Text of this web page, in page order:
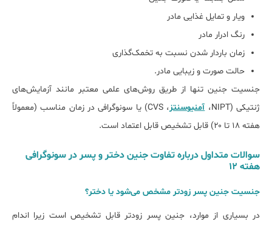
ویار و تمایل غذایی مادر
رنگ ادرار مادر
زمان باردار شدن نسبت به تخمک‌گذاری
حالت صورت و زیبایی مادر.
جنسیت جنین تنها از طریق روش‌های علمی معتبر مانند آزمایش‌های
ژنتیکی (NIPT،
آمنیوسنتز
، CVS) یا سونوگرافی در زمان مناسب (معمولاً
هفته ۱۸ تا ۲۰) قابل تشخیص قابل اعتماد است.
سوالات متداول درباره تفاوت جنین دختر و پسر در سونوگرافی
هفته 12
جنسیت جنین پسر زودتر مشخص می‌شود یا دختر؟
در بسیاری از موارد، جنین پسر زودتر قابل تشخیص است زیرا اندام